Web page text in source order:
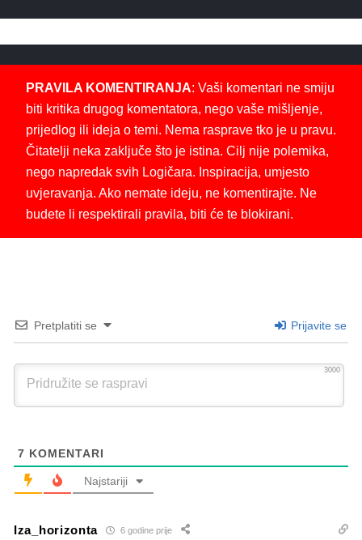
PRAVILA KOMENTIRANJA: Vaši komentari ne smiju
biti kritika drugog komentatora, nego vaše mišljenje,
prijedlog ili ideja o temi. Nema rasprave tko je u pravu.
Čitatelji neka zaključe što je istina. Cilj nije polemika,
nego napredak svih Logičara. Inspiracija, umjesto
uvjeravanja. Ako nemate ideju, ne komentirajte. Ne
budete li respektirali pravila, biti će te blokirani.
Pretplatiti se Prijavite se
3000
7 KOMENTARI
Najstariji
Iza_horizonta 6 godine prije